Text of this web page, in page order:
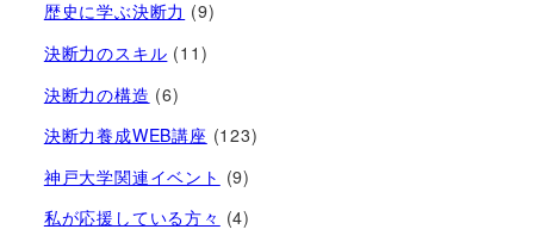
歴史に学ぶ決断力 (9)
決断力のスキル (11)
決断力の構造 (6)
決断力養成WEB講座 (123)
神戸大学関連イベント (9)
私が応援している方々 (4)